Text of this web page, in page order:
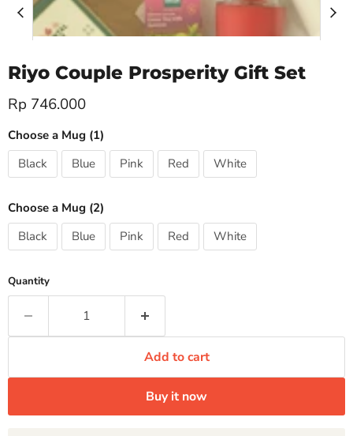
Riyo Couple Prosperity Gift Set
Current price
Rp 746.000
Choose a Mug (1)
Black
Blue Pink Red White
Choose a Mug (2)
Black
Blue Pink Red White
Quantity
Add to cart
Buy it now